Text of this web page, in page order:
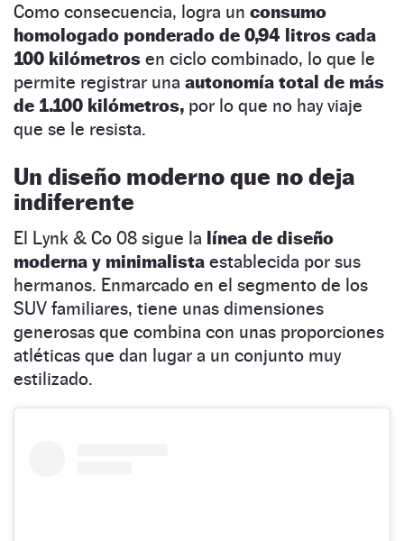
Como consecuencia, logra un consumo
homologado ponderado de 0,94 litros cada
100 kilómetros en ciclo combinado, lo que le
permite registrar una autonomía total de más
de 1.100 kilómetros, por lo que no hay viaje
que se le resista.
Un diseño moderno que no deja
indiferente
El Lynk & Co 08 sigue la línea de diseño
moderna y minimalista establecida por sus
hermanos. Enmarcado en el segmento de los
SUV familiares, tiene unas dimensiones
generosas que combina con unas proporciones
atléticas que dan lugar a un conjunto muy
estilizado.